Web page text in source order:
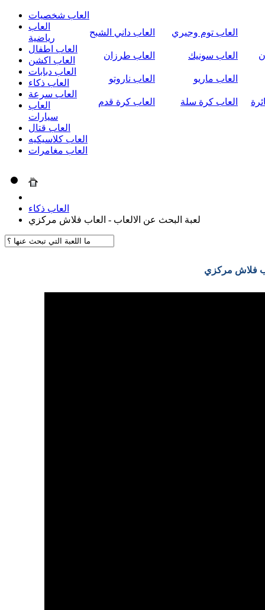
العاب شخصيات
العاب توم وجيري
العاب داني الشبح
العاب سونيك العاب طرزان
العاب ماريو العاب ناروتو
العاب
رياضية
العاب كرة سلة العاب كرة قدم
العاب اطفال
العاب اكشن
العاب دبابات
العاب ذكاء
العاب سرعة
العاب
سيارات
العاب قتال
العاب كلاسيكيه
العاب مغامرات
العاب ذكاء
لعبة البحث عن الالعاب - العاب فلاش مركزي
فلاش مركزي